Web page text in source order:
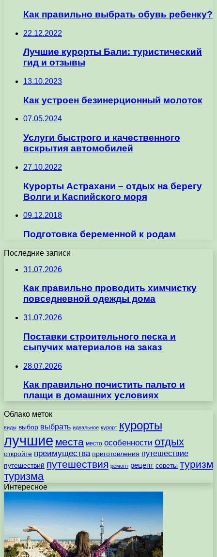
Как правильно выбрать обувь ребенку?
22.12.2022
Лучшие курорты Бали: туристический
гид и отзывы
13.10.2023
Как устроен безинерционный молоток
07.05.2024
Услуги быстрого и качественного
вскрытия автомобилей
27.10.2022
Курорты Астрахани – отдых на берегу
Волги и Каспийского моря
09.12.2018
Подготовка беременной к родам
Последние записи
31.07.2026
Как правильно проводить химчистку
повседневной одежды дома
31.07.2026
Поставки строительного песка и
сыпучих материалов на заказ
28.07.2026
Как правильно почистить пальто и
плащи в домашних условиях
Облако меток
виды выбор выбрать идеальное курорт курорты
лучшие места место особенности отдых
откройте преимущества приготовления путешествие
путешествий путешествия ремонт рецепт советы туризм
туризма
Интересное